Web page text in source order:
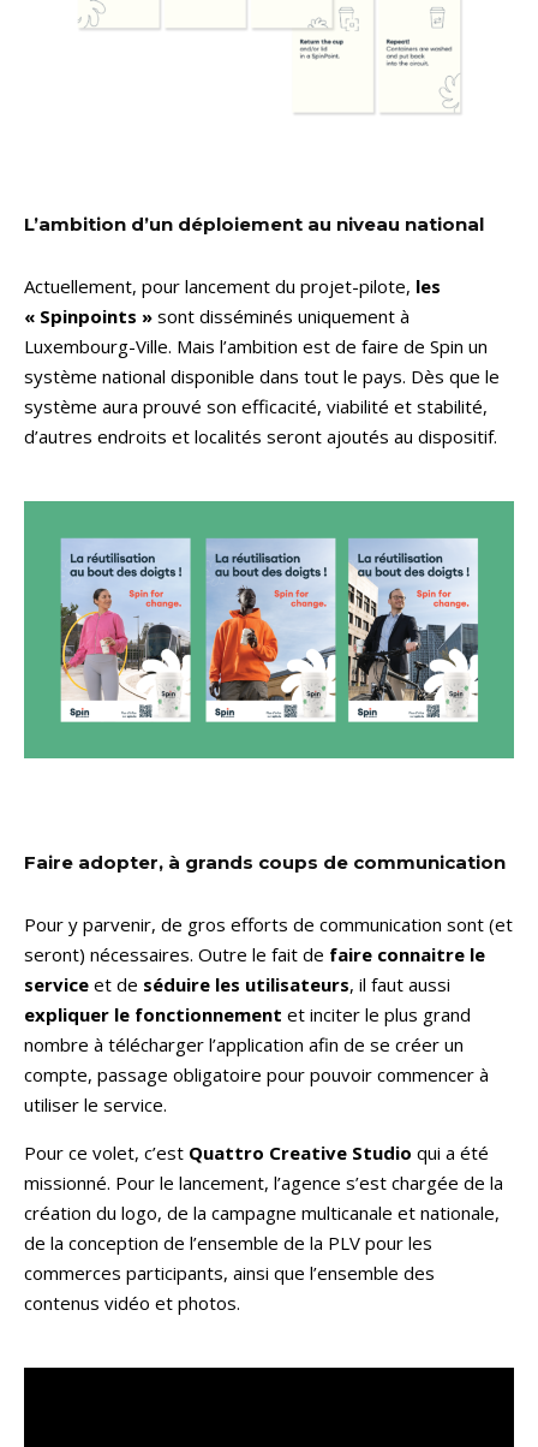
L’ambition d’un déploiement au niveau national
Actuellement, pour lancement du projet-pilote, les
« Spinpoints » sont disséminés uniquement à
Luxembourg-Ville. Mais l’ambition est de faire de Spin un
système national disponible dans tout le pays. Dès que le
système aura prouvé son efficacité, viabilité et stabilité,
d’autres endroits et localités seront ajoutés au dispositif.
Faire adopter, à grands coups de communication
Pour y parvenir, de gros efforts de communication sont (et
seront) nécessaires. Outre le fait de faire connaitre le
service et de séduire les utilisateurs, il faut aussi
expliquer le fonctionnement et inciter le plus grand
nombre à télécharger l’application afin de se créer un
compte, passage obligatoire pour pouvoir commencer à
utiliser le service.
Pour ce volet, c’est Quattro Creative Studio qui a été
missionné. Pour le lancement, l’agence s’est chargée de la
création du logo, de la campagne multicanale et nationale,
de la conception de l’ensemble de la PLV pour les
commerces participants, ainsi que l’ensemble des
contenus vidéo et photos.